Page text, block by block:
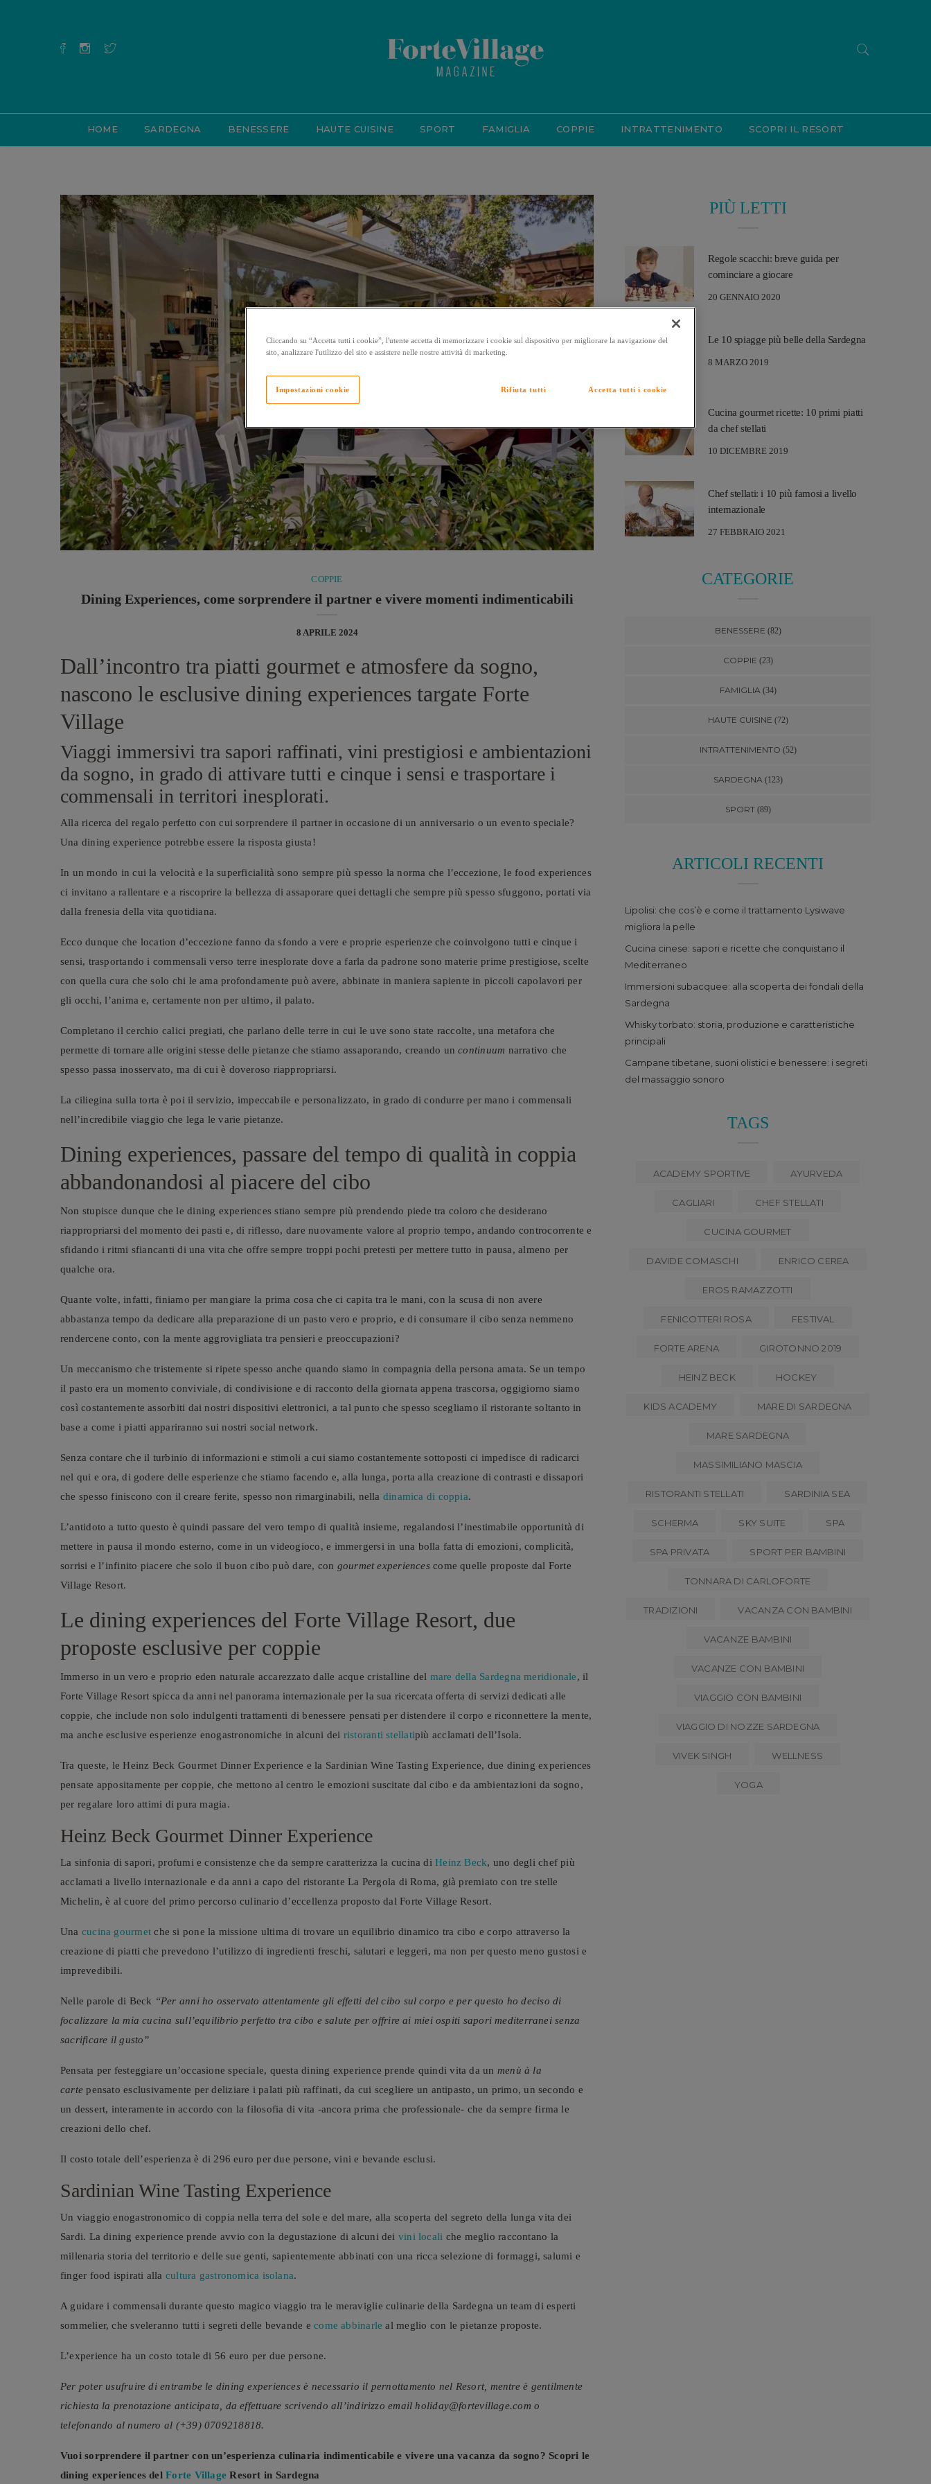
HOME SARDEGNA BENESSERE HAUTE CUISINE SPORT FAMIGLIA COPPIE INTRATTENIMENTO SCOPRI IL RESORT
COPPIE
Dining Experiences, come sorprendere il partner e vivere momenti indimenticabili
8 APRILE 2024
Dall’incontro tra piatti gourmet e atmosfere da sogno,
nascono le esclusive dining experiences targate Forte
Village
Viaggi immersivi tra sapori raffinati, vini prestigiosi e ambientazioni
da sogno, in grado di attivare tutti e cinque i sensi e trasportare i
commensali in territori inesplorati.
Alla ricerca del regalo perfetto con cui sorprendere il partner in occasione di un anniversario o un evento speciale?
Una dining experience potrebbe essere la risposta giusta!
In un mondo in cui la velocità e la superficialità sono sempre più spesso la norma che l’eccezione, le food experiences
ci invitano a rallentare e a riscoprire la bellezza di assaporare quei dettagli che sempre più spesso sfuggono, portati via
dalla frenesia della vita quotidiana.
Ecco dunque che location d’eccezione fanno da sfondo a vere e proprie esperienze che coinvolgono tutti e cinque i
sensi, trasportando i commensali verso terre inesplorate dove a farla da padrone sono materie prime prestigiose, scelte
con quella cura che solo chi le ama profondamente può avere, abbinate in maniera sapiente in piccoli capolavori per
gli occhi, l’anima e, certamente non per ultimo, il palato.
Completano il cerchio calici pregiati, che parlano delle terre in cui le uve sono state raccolte, una metafora che
permette di tornare alle origini stesse delle pietanze che stiamo assaporando, creando uncontinuum narrativo che
spesso passa inosservato, ma di cui è doveroso riappropriarsi.
La ciliegina sulla torta è poi il servizio, impeccabile e personalizzato, in grado di condurre per mano i commensali
nell’incredibile viaggio che lega le varie pietanze.
Dining experiences, passare del tempo di qualità in coppia
abbandonandosi al piacere del cibo
Non stupisce dunque che le dining experiences stiano sempre più prendendo piede tra coloro che desiderano
riappropriarsi del momento dei pasti e, di riflesso, dare nuovamente valore al proprio tempo, andando controcorrente e
sfidando i ritmi sfiancanti di una vita che offre sempre troppi pochi pretesti per mettere tutto in pausa, almeno per
qualche ora.
Quante volte, infatti, finiamo per mangiare la prima cosa che ci capita tra le mani, con la scusa di non avere
abbastanza tempo da dedicare alla preparazione di un pasto vero e proprio, e di consumare il cibo senza nemmeno
rendercene conto, con la mente aggrovigliata tra pensieri e preoccupazioni?
Un meccanismo che tristemente si ripete spesso anche quando siamo in compagnia della persona amata. Se un tempo
il pasto era un momento conviviale, di condivisione e di racconto della giornata appena trascorsa, oggigiorno siamo
così costantemente assorbiti dai nostri dispositivi elettronici, a tal punto che spesso scegliamo il ristorante soltanto in
base a come i piatti appariranno sui nostri social network.
Senza contare che il turbinio di informazioni e stimoli a cui siamo costantemente sottoposti ci impedisce di radicarci
nel qui e ora, di godere delle esperienze che stiamo facendo e, alla lunga, porta alla creazione di contrasti e dissapori
che spesso finiscono con il creare ferite, spesso non rimarginabili, nella dinamica di coppia.
L’antidoto a tutto questo è quindi passare del vero tempo di qualità insieme, regalandosi l’inestimabile opportunità di
mettere in pausa il mondo esterno, come in un videogioco, e immergersi in una bolla fatta di emozioni, complicità,
sorrisi e l’infinito piacere che solo il buon cibo può dare, con gourmet experiencescome quelle proposte dal Forte
Village Resort.
Le dining experiences del Forte Village Resort, due
proposte esclusive per coppie
Immerso in un vero e proprio eden naturale accarezzato dalle acque cristalline del mare della Sardegna meridionale, il
Forte Village Resort spicca da anni nel panorama internazionale per la sua ricercata offerta di servizi dedicati alle
coppie, che include non solo indulgenti trattamenti di benessere pensati per distendere il corpo e riconnettere la mente,
ma anche esclusive esperienze enogastronomiche in alcuni dei ristoranti stellatipiù acclamati dell’Isola.
Tra queste, le Heinz Beck Gourmet Dinner Experience e la Sardinian Wine Tasting Experience, due dining experiences
pensate appositamente per coppie, che mettono al centro le emozioni suscitate dal cibo e da ambientazioni da sogno,
per regalare loro attimi di pura magia.
Heinz Beck Gourmet Dinner Experience
La sinfonia di sapori, profumi e consistenze che da sempre caratterizza la cucina di Heinz Beck, uno degli chef più
acclamati a livello internazionale e da anni a capo del ristorante La Pergola di Roma, già premiato con tre stelle
Michelin, è al cuore del primo percorso culinario d’eccellenza proposto dal Forte Village Resort.
Una cucina gourmetche si pone la missione ultima di trovare un equilibrio dinamico tra cibo e corpo attraverso la
creazione di piatti che prevedono l’utilizzo di ingredienti freschi, salutari e leggeri, ma non per questo meno gustosi e
imprevedibili.
Nelle parole di Beck “Per anni ho osservato attentamente gli effetti del cibo sul corpo e per questo ho deciso di
focalizzare la mia cucina sull’equilibrio perfetto tra cibo e salute per offrire ai miei ospiti sapori mediterranei senza
sacrificare il gusto”
Pensata per festeggiare un’occasione speciale, questa dining experience prende quindi vita da un menù à la
cartepensato esclusivamente per deliziare i palati più raffinati, da cui scegliere un antipasto, un primo, un secondo e
un dessert, interamente in accordo con la filosofia di vita -ancora prima che professionale- che da sempre firma le
creazioni dello chef.
Il costo totale dell’esperienza è di 296 euro per due persone, vini e bevande esclusi.
Sardinian Wine Tasting Experience
Un viaggio enogastronomico di coppia nella terra del sole e del mare, alla scoperta del segreto della lunga vita dei
Sardi. La dining experience prende avvio con la degustazione di alcuni dei vini locali che meglio raccontano la
millenaria storia del territorio e delle sue genti, sapientemente abbinati con una ricca selezione di formaggi, salumi e
finger food ispirati alla cultura gastronomica isolana.
A guidare i commensali durante questo magico viaggio tra le meraviglie culinarie della Sardegna un team di esperti
sommelier, che sveleranno tutti i segreti delle bevande ecome abbinarle al meglio con le pietanze proposte.
L’experience ha un costo totale di 56 euro per due persone.
Per poter usufruire di entrambe le dining experiences è necessario il pernottamento nel Resort, mentre è gentilmente
richiesta la prenotazione anticipata, da effettuare scrivendo all’indirizzo email holiday@fortevillage.com o
telefonando al numero al (+39) 0709218818.
Vuoi sorprendere il partner con un’esperienza culinaria indimenticabile e vivere una vacanza da sogno? Scopri le
dining experiences delForte Village Resort in Sardegna
PIÙ LETTI
Regole scacchi: breve guida per
cominciare a giocare
20 GENNAIO 2020
Le 10 spiagge più belle della Sardegna
8 MARZO 2019
Cucina gourmet ricette: 10 primi piatti
da chef stellati
10 DICEMBRE 2019
Chef stellati: i 10 più famosi a livello
internazionale
27 FEBBRAIO 2021
CATEGORIE
BENESSERE (82)
COPPIE (23)
FAMIGLIA(34)
HAUTE CUISINE (72)
INTRATTENIMENTO (52)
SARDEGNA(123)
SPORT(89)
ARTICOLI RECENTI
Lipolisi: che cos’è e come il trattamento Lysiwave
migliora la pelle
Cucina cinese: sapori e ricette che conquistano il
Mediterraneo
Immersioni subacquee: alla scoperta dei fondali della
Sardegna
Whisky torbato: storia, produzione e caratteristiche
principali
Campane tibetane, suoni olistici e benessere: i segreti
del massaggio sonoro
TAGS
ACADEMY SPORTIVE AYURVEDA
CAGLIARI CHEF STELLATI
CUCINA GOURMET
DAVIDE COMASCHI ENRICO CEREA
EROS RAMAZZOTTI
FENICOTTERI ROSA FESTIVAL
FORTE ARENA GIROTONNO 2019
HEINZ BECK HOCKEY
KIDS ACADEMY MARE DI SARDEGNA
MARE SARDEGNA
MASSIMILIANO MASCIA
RISTORANTI STELLATI SARDINIA SEA
SCHERMA SKY SUITE SPA
SPA PRIVATA SPORT PER BAMBINI
TONNARA DI CARLOFORTE
TRADIZIONI VACANZA CON BAMBINI
VACANZE BAMBINI
VACANZE CON BAMBINI
VIAGGIO CON BAMBINI
VIAGGIO DI NOZZE SARDEGNA
VIVEK SINGH WELLNESS
YOGA
Cliccando su “Accetta tutti i cookie”, l'utente accetta di memorizzare i cookie sul dispositivo per migliorare la navigazione del
sito, analizzare l'utilizzo del sito e assistere nelle nostre attività di marketing.
Rifiuta tutti Accetta tutti i cookie
Impostazioni cookie